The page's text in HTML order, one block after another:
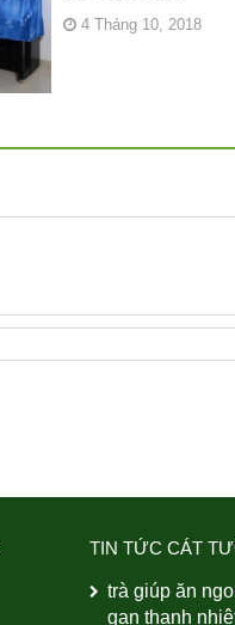
4 Tháng 10, 2018
TIN TỨC CÁT
trà giúp ăn
gan thanh